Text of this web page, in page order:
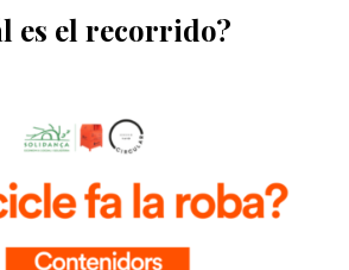
es el recorrido?